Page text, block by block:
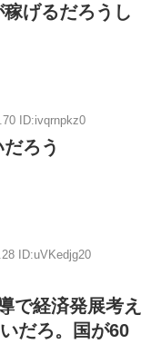
げるだろうし
ID:ivqrnpkz0
ろう
ID:uVKedjg20
で経済発展考え
だろ。国が60